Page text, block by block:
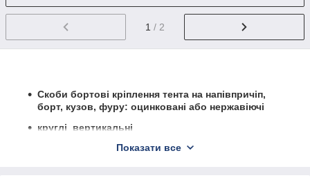
1 / 2
Скоби бортові кріплення тента на напівпричіп,
борт, кузов, фуру: оцинковані або нержавіючі
круглі вертикальні
Показати все